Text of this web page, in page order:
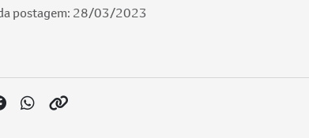
postagem: 28/03/2023